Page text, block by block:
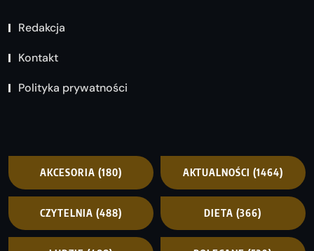
Redakcja
Kontakt
Polityka prywatności
AKCESORIA (180) AKTUALNOŚCI (1464)
CZYTELNIA (488) DIETA (366)